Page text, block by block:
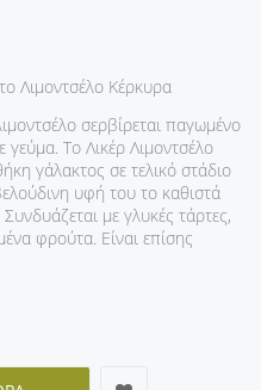
Λιμοντσέλο Κέρκυρα
σερβίρεται παγωμένο
Το Λικέρ Λιμοντσέλο
γάλακτος σε τελικό στάδιο
υφή του το καθιστά
Συνδυάζεται με γλυκές τάρτες,
φρούτα. Είναι επίσης